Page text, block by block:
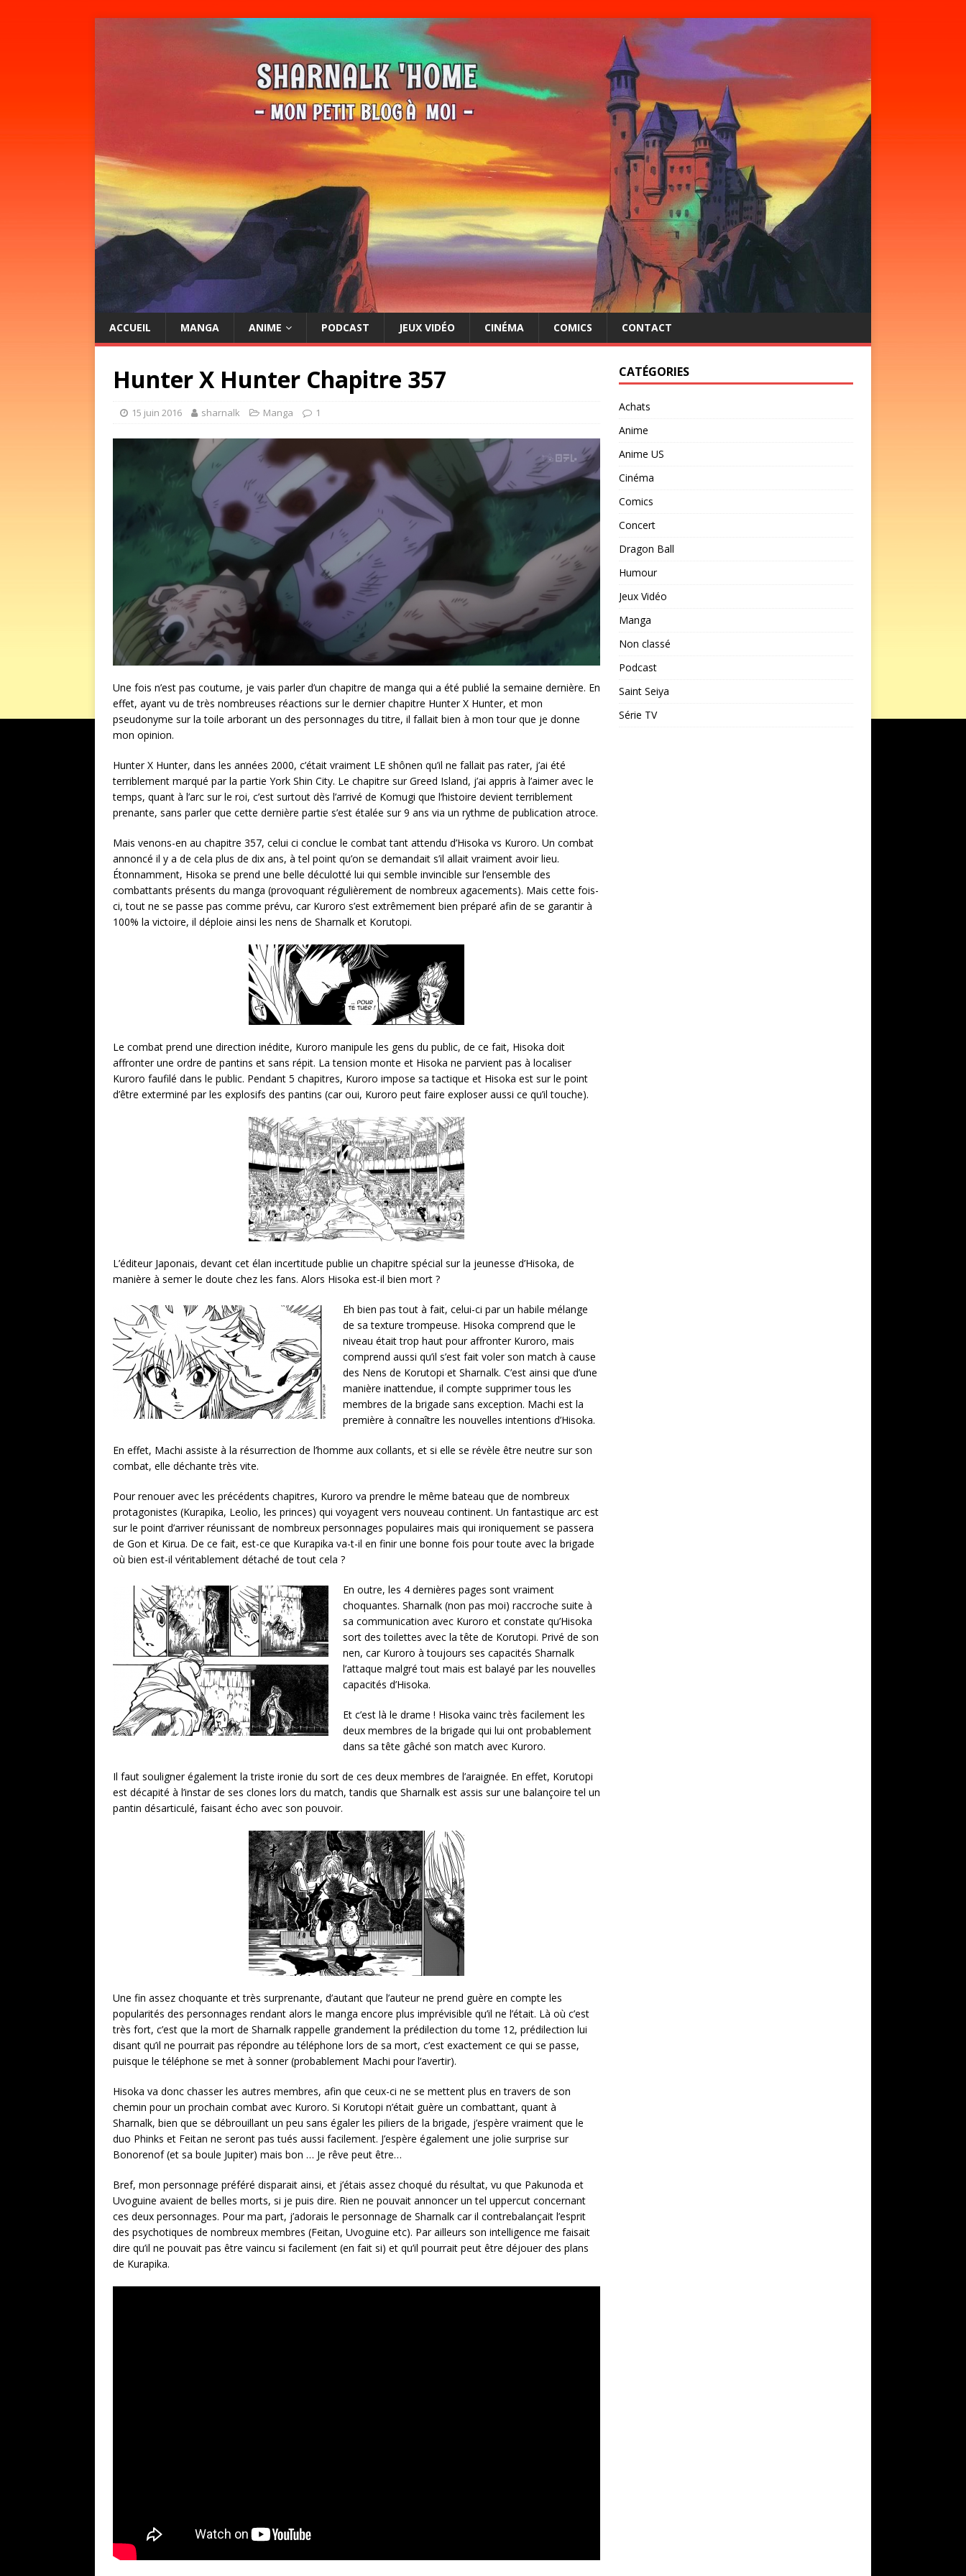
ACCUEIL MANGA ANIME PODCAST JEUX VIDÉO CINÉMA COMICS CONTACT
Hunter X Hunter Chapitre 357
15 juin 2016 sharnalk Manga 1
Une fois n’est pas coutume, je vais parler d’un chapitre de manga qui a été publié la semaine dernière. En
effet, ayant vu de très nombreuses réactions sur le dernier chapitre Hunter X Hunter, et mon
pseudonyme sur la toile arborant un des personnages du titre, il fallait bien à mon tour que je donne
mon opinion.
Hunter X Hunter, dans les années 2000, c’était vraiment LE shônen qu’il ne fallait pas rater, j’ai été
terriblement marqué par la partie York Shin City. Le chapitre sur Greed Island, j’ai appris à l’aimer avec le
temps, quant à l’arc sur le roi, c’est surtout dès l’arrivé de Komugi que l’histoire devient terriblement
prenante, sans parler que cette dernière partie s’est étalée sur 9 ans via un rythme de publication atroce.
Mais venons-en au chapitre 357, celui ci conclue le combat tant attendu d’Hisoka vs Kuroro. Un combat
annoncé il y a de cela plus de dix ans, à tel point qu’on se demandait s’il allait vraiment avoir lieu.
Étonnamment, Hisoka se prend une belle déculotté lui qui semble invincible sur l’ensemble des
combattants présents du manga (provoquant régulièrement de nombreux agacements). Mais cette fois-
ci, tout ne se passe pas comme prévu, car Kuroro s’est extrêmement bien préparé afin de se garantir à
100% la victoire, il déploie ainsi les nens de Sharnalk et Korutopi.
Le combat prend une direction inédite, Kuroro manipule les gens du public, de ce fait, Hisoka doit
affronter une ordre de pantins et sans répit. La tension monte et Hisoka ne parvient pas à localiser
Kuroro faufilé dans le public. Pendant 5 chapitres, Kuroro impose sa tactique et Hisoka est sur le point
d’être exterminé par les explosifs des pantins (car oui, Kuroro peut faire exploser aussi ce qu’il touche).
L’éditeur Japonais, devant cet élan incertitude publie un chapitre spécial sur la jeunesse d’Hisoka, de
manière à semer le doute chez les fans. Alors Hisoka est-il bien mort ?
Eh bien pas tout à fait, celui-ci par un habile mélange
de sa texture trompeuse. Hisoka comprend que le
niveau était trop haut pour affronter Kuroro, mais
comprend aussi qu’il s’est fait voler son match à cause
des Nens de Korutopi et Sharnalk. C’est ainsi que d’une
manière inattendue, il compte supprimer tous les
membres de la brigade sans exception. Machi est la
première à connaître les nouvelles intentions d’Hisoka.
En effet, Machi assiste à la résurrection de l’homme aux collants, et si elle se révèle être neutre sur son
combat, elle déchante très vite.
Pour renouer avec les précédents chapitres, Kuroro va prendre le même bateau que de nombreux
protagonistes (Kurapika, Leolio, les princes) qui voyagent vers nouveau continent. Un fantastique arc est
sur le point d’arriver réunissant de nombreux personnages populaires mais qui ironiquement se passera
de Gon et Kirua. De ce fait, est-ce que Kurapika va-t-il en finir une bonne fois pour toute avec la brigade
où bien est-il véritablement détaché de tout cela ?
En outre, les 4 dernières pages sont vraiment
choquantes. Sharnalk (non pas moi) raccroche suite à
sa communication avec Kuroro et constate qu’Hisoka
sort des toilettes avec la tête de Korutopi. Privé de son
nen, car Kuroro à toujours ses capacités Sharnalk
l’attaque malgré tout mais est balayé par les nouvelles
capacités d’Hisoka.
Et c’est là le drame ! Hisoka vainc très facilement les
deux membres de la brigade qui lui ont probablement
dans sa tête gâché son match avec Kuroro.
Il faut souligner également la triste ironie du sort de ces deux membres de l’araignée. En effet, Korutopi
est décapité à l’instar de ses clones lors du match, tandis que Sharnalk est assis sur une balançoire tel un
pantin désarticulé, faisant écho avec son pouvoir.
Une fin assez choquante et très surprenante, d’autant que l’auteur ne prend guère en compte les
popularités des personnages rendant alors le manga encore plus imprévisible qu’il ne l’était. Là où c’est
très fort, c’est que la mort de Sharnalk rappelle grandement la prédilection du tome 12, prédilection lui
disant qu’il ne pourrait pas répondre au téléphone lors de sa mort, c’est exactement ce qui se passe,
puisque le téléphone se met à sonner (probablement Machi pour l’avertir).
Hisoka va donc chasser les autres membres, afin que ceux-ci ne se mettent plus en travers de son
chemin pour un prochain combat avec Kuroro. Si Korutopi n’était guère un combattant, quant à
Sharnalk, bien que se débrouillant un peu sans égaler les piliers de la brigade, j’espère vraiment que le
duo Phinks et Feitan ne seront pas tués aussi facilement. J’espère également une jolie surprise sur
Bonorenof (et sa boule Jupiter) mais bon … Je rêve peut être…
Bref, mon personnage préféré disparait ainsi, et j’étais assez choqué du résultat, vu que Pakunoda et
Uvoguine avaient de belles morts, si je puis dire. Rien ne pouvait annoncer un tel uppercut concernant
ces deux personnages. Pour ma part, j’adorais le personnage de Sharnalk car il contrebalançait l’esprit
des psychotiques de nombreux membres (Feitan, Uvoguine etc). Par ailleurs son intelligence me faisait
dire qu’il ne pouvait pas être vaincu si facilement (en fait si) et qu’il pourrait peut être déjouer des plans
de Kurapika.
CATÉGORIES
Achats
Anime
Anime US
Cinéma
Comics
Concert
Dragon Ball
Humour
Jeux Vidéo
Manga
Non classé
Podcast
Saint Seiya
Série TV